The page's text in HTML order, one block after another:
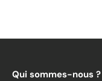
Qui sommes-nous ?